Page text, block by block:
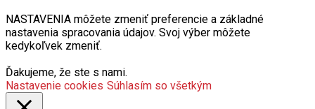
NASTAVENIA môžete zmeniť preferencie a základné
nastavenia spracovania údajov. Svoj výber môžete
kedykoľvek zmeniť.
Ďakujeme, že ste s nami.
Nastavenie cookies Súhlasím so všetkým